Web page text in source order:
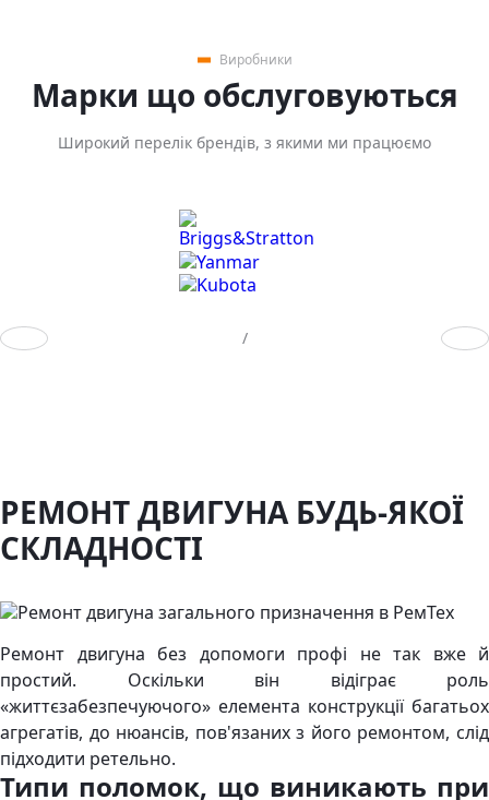
Виробники
Марки що обслуговуються
Широкий перелік брендів, з якими ми працюємо
Предыдущий слайд /
РЕМОНТ ДВИГУНА БУДЬ-ЯКОЇ
СКЛАДНОСТІ
Ремонт двигуна без допомоги профі не так вже й
простий. Оскільки він відіграє роль
«життєзабезпечуючого» елемента конструкції багатьох
агрегатів, до нюансів, пов'язаних з його ремонтом, слід
підходити ретельно.
Типи поломок, що виникають при